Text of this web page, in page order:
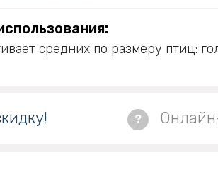
средних по размеру птиц:
?